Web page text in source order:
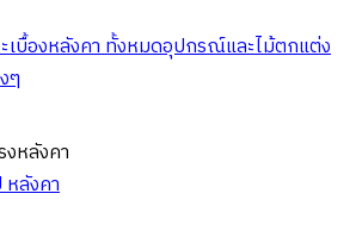
เบื้องหลังคา ทั้งหมดอุปกรณ์และไม้ตกแต่ง
ๆ
งหลังคา
หลังคา